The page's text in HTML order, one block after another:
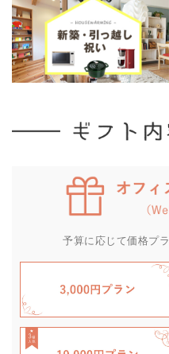
予算に応じて価格プ